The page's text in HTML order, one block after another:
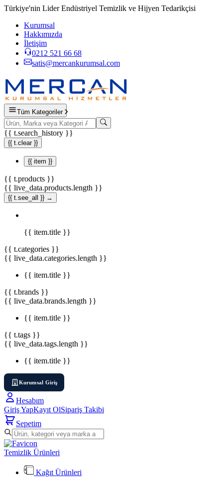
Türkiye'nin Lider Endüstriyel Temizlik ve Hijyen Tedarikçisi
Kurumsal
Hakkımızda
İletişim
0212 521 66 68
satis@mercankurumsal.com
Tüm Kategoriler
{{ t.search_history }}
{{ t.clear }}
{{ item }}
{{ t.products }}
{{ live_data.products.length }}
{{ t.see_all }} →
{{ item.title }}
{{ t.categories }}
{{ live_data.categories.length }}
{{ item.title }}
{{ t.brands }}
{{ live_data.brands.length }}
{{ item.title }}
{{ t.tags }}
{{ live_data.tags.length }}
{{ item.title }}
Kurumsal Giriş
Hesabım
Giriş YapKayıt OlSipariş Takibi
Sepetim
Temizlik Ürünleri
Kağıt Ürünleri